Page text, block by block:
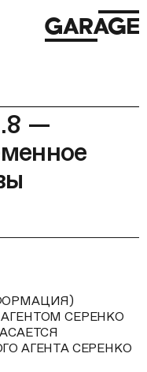
—
СЕРЕНКО
АГЕНТА СЕРЕНКО